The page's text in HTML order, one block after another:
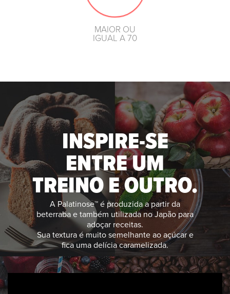
MAIOR OU
IGUAL A 70
INSPIRE-SE
ENTRE UM
TREINO E OUTRO.
A Palatinose™ é produzida a partir da
beterraba e também utilizada no Japão para
adoçar receitas.
Sua textura é muito semelhante ao açúcar e
fica uma delícia caramelizada.